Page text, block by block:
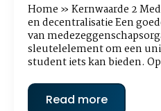
Home » Kernwaarde 2
en decentralisatie Een
van
sleutelelement om een
student iets kan bieden.
Read more